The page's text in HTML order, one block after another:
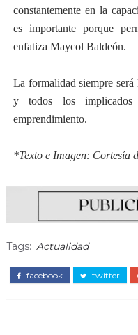
constantemente en la
es importante porque
enfatiza Maycol Baldeón.
La formalidad siempre
y todos los
emprendimiento.
*Texto e Imagen: Cortesía
Tags: Actualidad
facebook twitter